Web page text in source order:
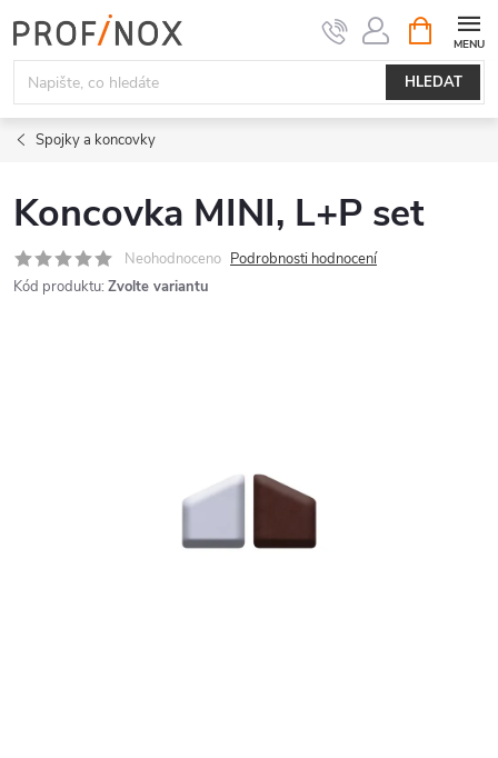
na
obsah
HLEDAT
NÁKUPNÍ
KOŠÍK
Spojky a koncovky
Koncovka MINI, L+P set
Neohodnoceno Podrobnosti hodnocení
Kód produktu: Zvolte variantu